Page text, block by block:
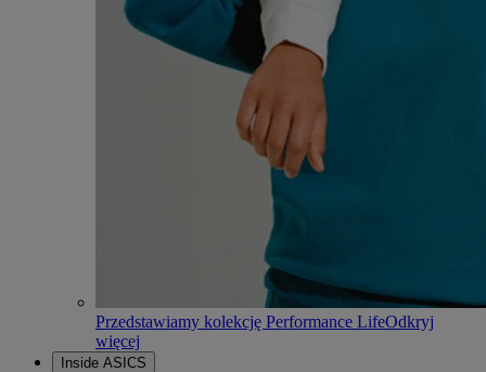
Przedstawiamy kolekcję Performance LifeOdkryj
więcej
Inside ASICS